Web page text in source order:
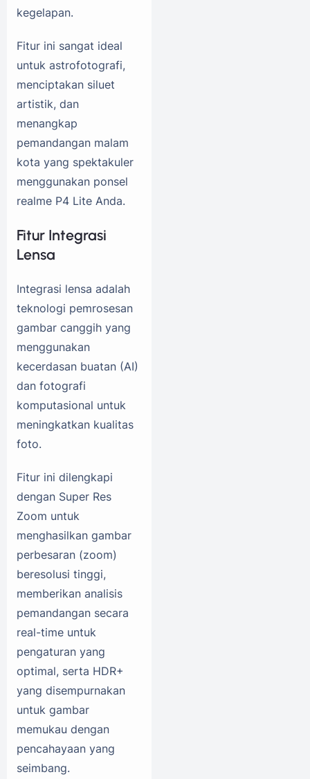
kegelapan.
Fitur ini sangat ideal
untuk astrofotografi,
menciptakan siluet
artistik, dan
menangkap
pemandangan malam
kota yang spektakuler
menggunakan ponsel
realme P4 Lite Anda.
Fitur Integrasi
Lensa
Integrasi lensa adalah
teknologi pemrosesan
gambar canggih yang
menggunakan
kecerdasan buatan (AI)
dan fotografi
komputasional untuk
meningkatkan kualitas
foto.
Fitur ini dilengkapi
dengan Super Res
Zoom untuk
menghasilkan gambar
perbesaran (zoom)
beresolusi tinggi,
memberikan analisis
pemandangan secara
real-time untuk
pengaturan yang
optimal, serta HDR+
yang disempurnakan
untuk gambar
memukau dengan
pencahayaan yang
seimbang.